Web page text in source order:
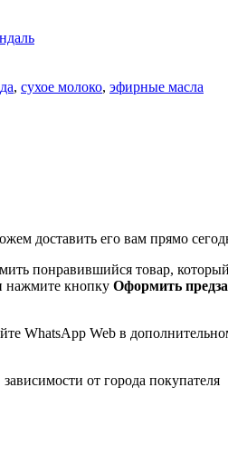
, сухое молоко, эфирные масла
доставить его вам прямо
понравившийся товар,
нажмите кнопку Оформить
WhatsApp Web в
от города покупателя